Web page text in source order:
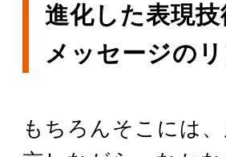
進化した表現
メッセージの
もちろんそこには